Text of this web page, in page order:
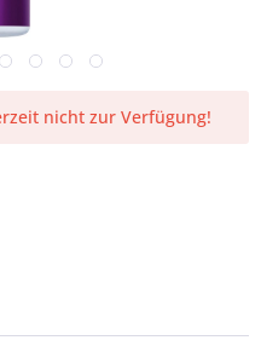
nicht zur Verfügung!